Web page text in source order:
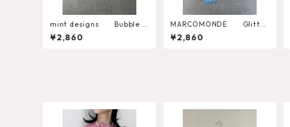
mint designs Bubble F
lower Socks （492SO4
LW04）
¥2,860
MARCOMONDE Glitter
Ribbed Socks
¥2,860